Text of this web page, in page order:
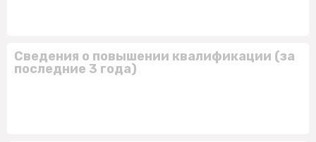
Сведения о повышении квалификации (за
последние 3 года)